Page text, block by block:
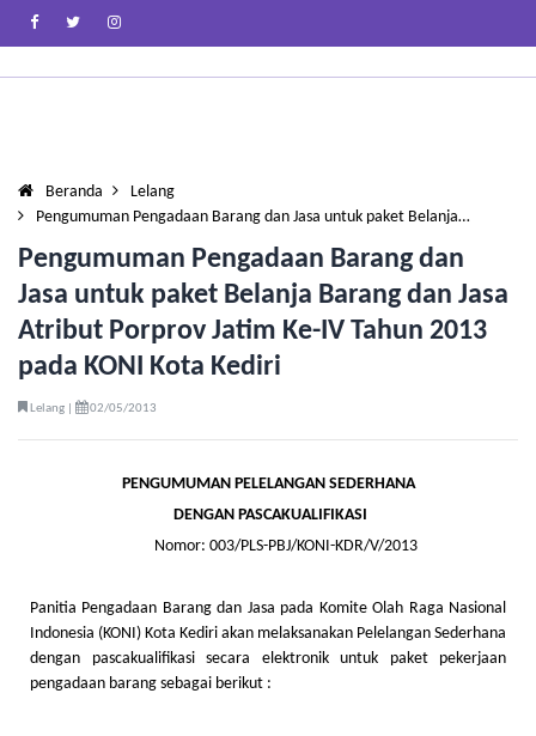
Beranda
Lelang
Pengumuman Pengadaan Barang dan Jasa untuk paket Belanja…
Pengumuman Pengadaan Barang dan
Jasa untuk paket Belanja Barang dan Jasa
Atribut Porprov Jatim Ke-IV Tahun 2013
pada KONI Kota Kediri
Lelang | 02/05/2013
PENGUMUMAN PELELANGAN SEDERHANA
DENGAN PASCAKUALIFIKASI
Nomor: 003/PLS-PBJ/KONI-KDR/V/2013
Panitia Pengadaan Barang dan Jasa pada Komite Olah Raga Nasional
Indonesia (KONI) Kota Kediri akan melaksanakan Pelelangan Sederhana
dengan pascakualifikasi secara elektronik untuk paket pekerjaan
pengadaan barang sebagai berikut :